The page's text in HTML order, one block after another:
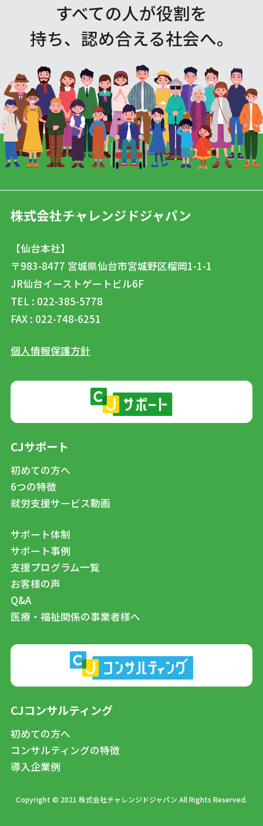
すべての人が役割を
持ち、認め合える社会へ。
株式会社チャレンジドジャパン
【仙台本社】
〒983-8477 宮城県仙台市宮城野区榴岡1-1-1
JR仙台イーストゲートビル6F
TEL : 022-385-5778
FAX : 022-748-6251
個人情報保護方針
CJサポート
初めての方へ
6つの特徴
就労支援サービス動画
サポート体制
サポート事例
支援プログラム一覧
お客様の声
Q&A
医療・福祉関係の事業者様へ
CJコンサルティング
初めての方へ
コンサルティングの特徴
導入企業例
Copyright © 2021 株式会社チャレンジドジャパン All Rights Reserved.